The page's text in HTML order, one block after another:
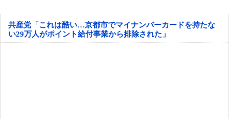
共産党「これは酷い…京都市でマイナンバーカードを持たな
い29万人がポイント給付事業から排除された」